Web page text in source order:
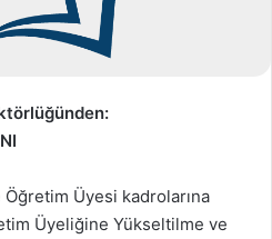
Üyesi kadrolarına
Üyeliğine Yükseltilme ve